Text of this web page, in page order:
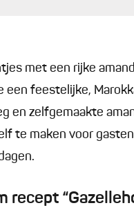
met een rijke
een feestelijke,
en zelfgemaakte
te maken voor
recept